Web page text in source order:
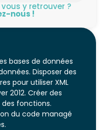
bases de données
Disposer des
pour utiliser XML
2012. Créer des
fonctions.
du code managé
y retrouver ?
nous !